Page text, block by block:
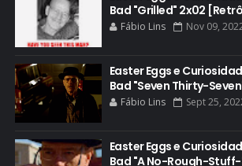
DEAN NORRIS
DOCUMENTÁRIO
DOS HOMBRES MEZCAL
EASTER EGGS
EDITORIAL
EL CAMINO
Bad "Grilled" 2x02
Fábio Lins Nov 09,
Easter Eggs e
Bad "Seven Thirty-
Fábio Lins Sept 25,
Easter Eggs e
Bad "A No-Rough-Stuff-